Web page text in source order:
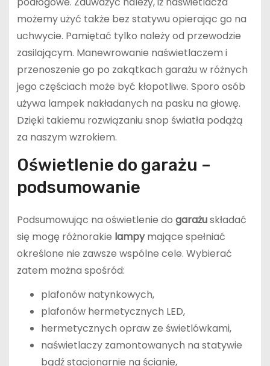
możemy użyć także bez statywu opierając go na
uchwycie. Pamiętać tylko należy od przewodzie
zasilającym. Manewrowanie naświetlaczem i
przenoszenie go po zakątkach garażu w różnych
jego częściach może być kłopotliwe. Sporo osób
używa lampek nakładanych na pasku na głowę.
Dzięki takiemu rozwiązaniu snop światła podążą
za naszym wzrokiem.
Oświetlenie do garażu –
podsumowanie
Podsumowując na oświetlenie do garażuskładać
się mogę różnorakie lampymające spełniać
określone nie zawsze wspólne cele. Wybierać
zatem można spośród:
plafonów natynkowych,
plafonów hermetycznych LED,
hermetycznych opraw ze świetlówkami,
naświetlaczy zamontowanych na statywie
bądź stacjonarnie na ścianie,